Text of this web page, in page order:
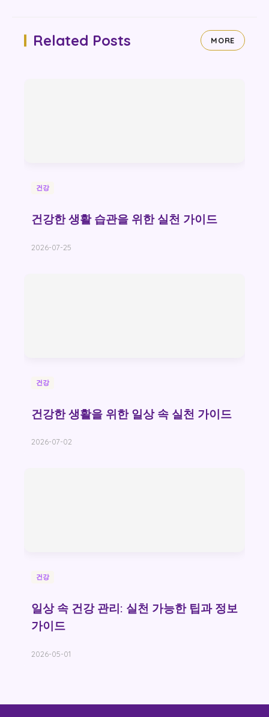
Related Posts MORE
건강
건강한 생활 습관을 위한 실천 가이드
2026-07-25
건강
건강한 생활을 위한 일상 속 실천 가이드
2026-07-02
건강
일상 속 건강 관리: 실천 가능한 팁과 정보
가이드
2026-05-01